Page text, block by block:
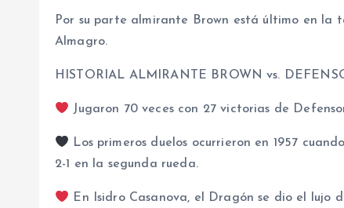
Por su parte almirante Brown está último en la
Almagro.
HISTORIAL ALMIRANTE BROWN vs.
Jugaron 70 veces con 27 victorias de
Los primeros duelos ocurrieron en 1957
2-1 en la segunda rueda.
En Isidro Casanova, el Dragón se dio el lujo